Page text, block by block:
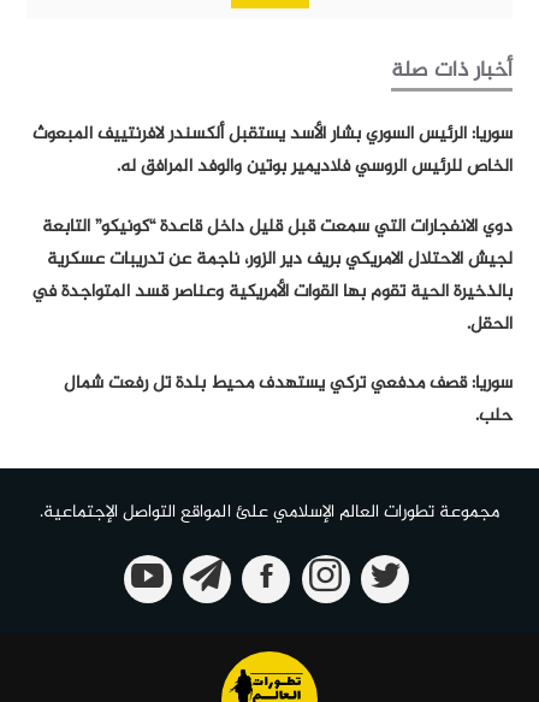
أخبار ذات صلة
سوريا: الرئيس السوري بشار الأسد يستقبل ألكسندر لافرنتييف المبعوث
الخاص للرئيس الروسي فلاديمير بوتين والوفد المرافق له.
دوي الانفجارات التي سمعت قبل قليل داخل قاعدة “كونيكو” التابعة
لجيش الاحتلال الامريكي بريف دير الزور، ناجمة عن تدريبات عسكرية
بالذخيرة الحية تقوم بها القوات الأمريكية وعناصر قسد المتواجدة في
الحقل.
سوريا: قصف مدفعي تركي يستهدف محيط بلدة تل رفعت شمال
حلب.
مجموعة تطورات العالم الإسلامي علئ المواقع التواصل الإجتماعية.